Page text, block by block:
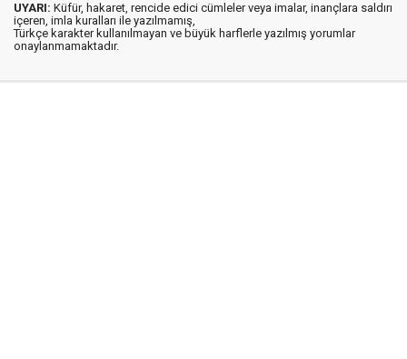
UYARI: Küfür, hakaret, rencide edici cümleler veya imalar, inançlara saldırı
içeren, imla kuralları ile yazılmamış,
Türkçe karakter kullanılmayan ve büyük harflerle yazılmış yorumlar
onaylanmamaktadır.